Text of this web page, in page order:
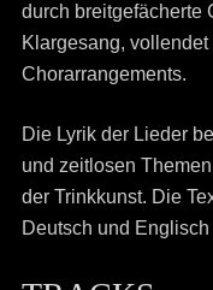
durch breitgefächerte
Klargesang,
Chorarrangements.
Die Lyrik der Lieder
und zeitlosen
der Trinkkunst. Die
Deutsch und